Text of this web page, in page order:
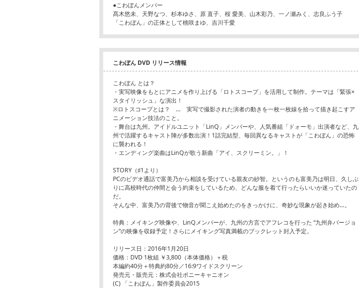
●こわぼんメンバー
髙木悠未、天野なつ、杉本ゆさ、原 直子、桜 愛美、山木彩乃、一ノ瀬みく、志良ふう子
「こわぼん」の正体として桃咲まゆ、吉川千愛
こわぼん DVD リリース情報
こわぼん とは？
・実写映像をもとにアニメを作り上げる「ロトスコープ」を活用して制作。テーマは「緊張×
スタイリッシュ」な演出！
※ロトスコープとは？ … 実写で撮影された演者の動きを一枚一枚線を拾って描き起こすア
ニメーション技法のこと。
・舞台は九州。アイドルユニット「LinQ」メンバーや、人気番組「ドォーモ」出演者など、九
州で活躍するキャスト陣が多数出演！1話完結型、毎回異なるキャストが「こわぼん」の恐怖
に襲われる！
・エンディング楽曲はLinQが歌う新曲「アイ、スクリーミン。」！
STORY（♯1より）
PCのビデオ通話で富美乃から相談を受けている親友の紗智。というのも富美乃は明日、久しぶ
りに高校時代の仲間と会う約束をしているため、どんな服を着て行ったらいいか迷っていたの
だ。
そんな中、富美乃の背後で物音が聞こえ始めたのをきっかけに、奇妙な現象が起き始め…。
特典：メイキング映像や、LinQメンバーが、九州の方言でアフレコを行った “九州弁バージョ
ン”の映像を収録予定！さらにメイキング写真満載のブックレット封入予定。
リリース日：2016年1月20日
価格：DVD 1枚組 ￥3,800（本体価格）＋税
本編約40分＋特典約80分／16:9ワイドスクリーン
発売元・販売元：株式会社ポニーキャニオン
(C) 「こわぼん」製作委員会2015